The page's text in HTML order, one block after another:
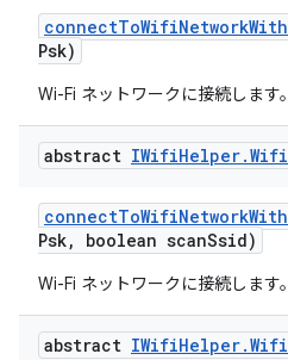
connectToWifiNetworkWith
Psk)
Wi-Fi ネットワークに接続します。
abstract IWifiHelper.Wifi
connectToWifiNetworkWith
Psk, boolean scanSsid)
Wi-Fi ネットワークに接続します。
abstract IWifiHelper.Wifi